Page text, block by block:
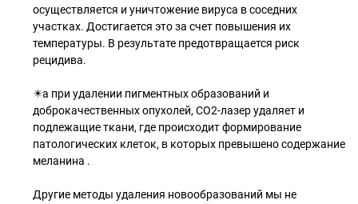
осуществляется и уничтожение вируса в соседних
участках. Достигается это за счет повышения их
температуры. В результате предотвращается риск
рецидива.
✴️а при удалении пигментных образований и
доброкачественных опухолей, СО2-лазер удаляет и
подлежащие ткани, где происходит формирование
патологических клеток, в которых превышено содержание
меланина .
Другие методы удаления новообразований мы не